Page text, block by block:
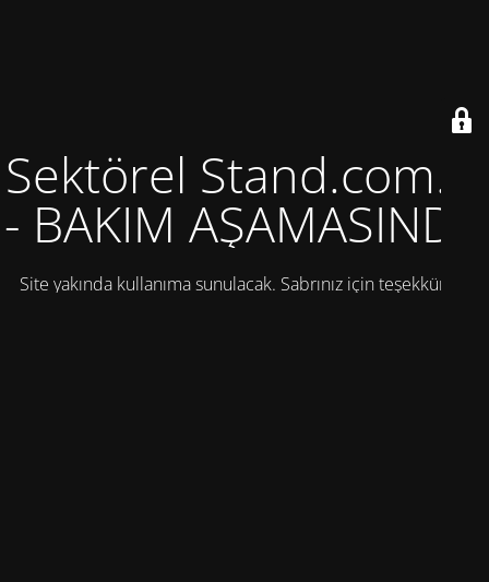
Sektörel Stand.com.tr
- BAKIM AŞAMASINDA
Site yakında kullanıma sunulacak. Sabrınız için teşekkürler!